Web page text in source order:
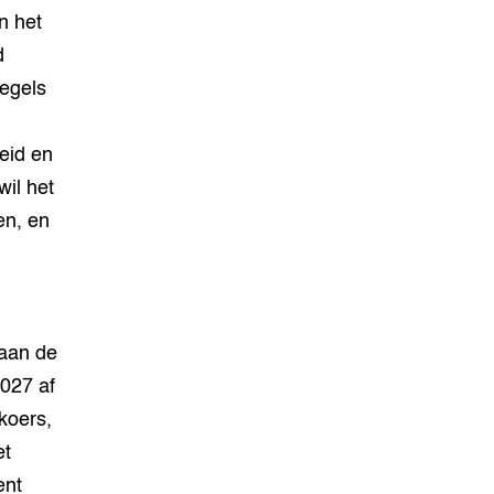
het
en
het
en
de
af